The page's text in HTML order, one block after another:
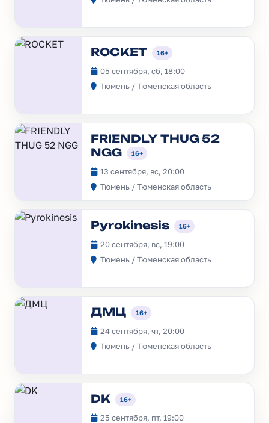
ROCKET 16+
05 сентября, сб, 18:00
Тюмень / Тюменская область
FRIENDLY THUG 52
NGG
16+
13 сентября, вс, 20:00
Тюмень / Тюменская область
Pyrokinesis 16+
20 сентября, вс, 19:00
Тюмень / Тюменская область
ДМЦ 16+
24 сентября, чт, 20:00
Тюмень / Тюменская область
DK 16+
25 сентября, пт, 19:00